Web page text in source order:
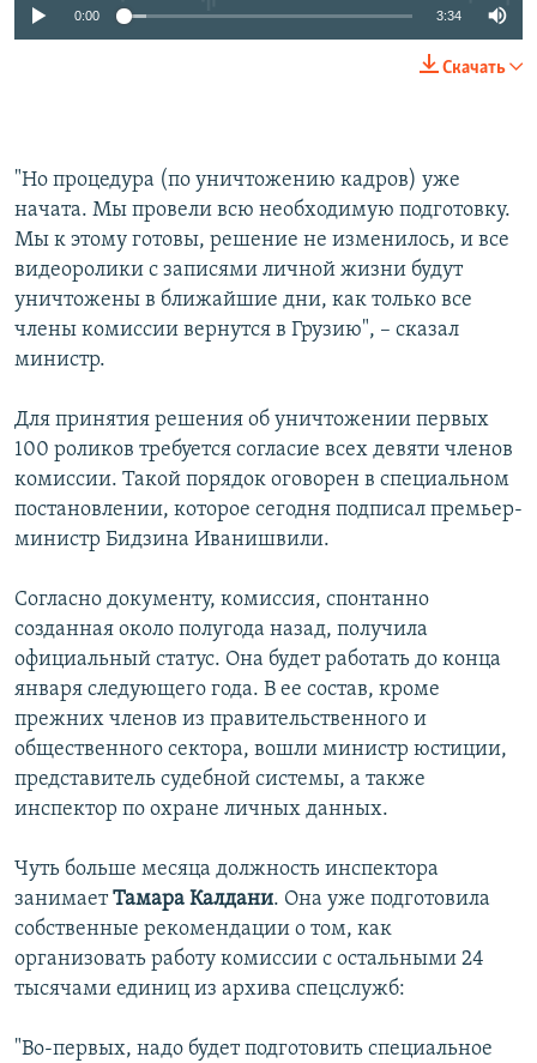
0:00 3:34
Скачать
"Но процедура (по уничтожению кадров) уже
начата. Мы провели всю необходимую подготовку.
Мы к этому готовы, решение не изменилось, и все
видеоролики с записями личной жизни будут
уничтожены в ближайшие дни, как только все
члены комиссии вернутся в Грузию", – сказал
министр.
Для принятия решения об уничтожении первых
100 роликов требуется согласие всех девяти членов
комиссии. Такой порядок оговорен в специальном
постановлении, которое сегодня подписал премьер-
министр Бидзина Иванишвили.
Согласно документу, комиссия, спонтанно
созданная около полугода назад, получила
официальный статус. Она будет работать до конца
января следующего года. В ее состав, кроме
прежних членов из правительственного и
общественного сектора, вошли министр юстиции,
представитель судебной системы, а также
инспектор по охране личных данных.
Чуть больше месяца должность инспектора
занимаетТамара Калдани. Она уже подготовила
собственные рекомендации о том, как
организовать работу комиссии с остальными 24
тысячами единиц из архива спецслужб:
"Во-первых, надо будет подготовить специальное